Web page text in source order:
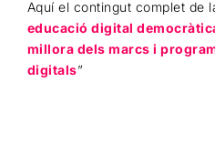
Aquí el contingut complet de
educació digital
millora dels marcs i
digitals”